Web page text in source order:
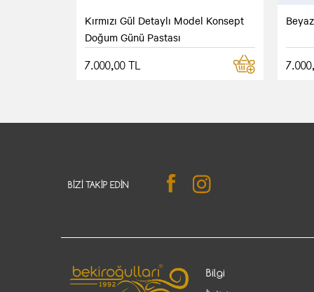
Kırmızı Gül Detaylı Model Konsept
Doğum Günü Pastası
7.000,00 TL
BIZI TAKIP EDIN
Bilgi